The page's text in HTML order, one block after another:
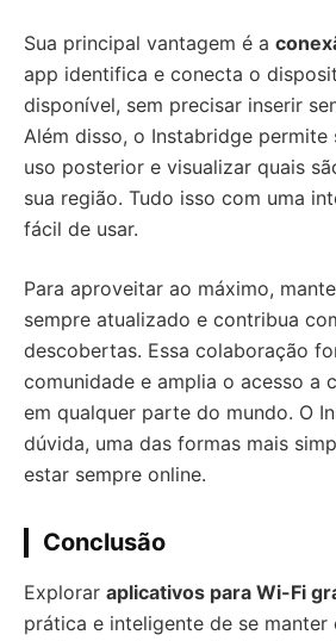
Sua principal vantagem é a
app identifica e conecta o
disponível, sem precisar inserir
Além disso, o Instabridge permite
uso posterior e visualizar quais
sua região. Tudo isso com uma
fácil de usar.
Para aproveitar ao máximo,
sempre atualizado e contribua
descobertas. Essa colaboração
comunidade e amplia o acesso a
em qualquer parte do mundo. O
dúvida, uma das formas mais
estar sempre online.
Conclusão
Explorar aplicativos para Wi-Fi
prática e inteligente de se manter